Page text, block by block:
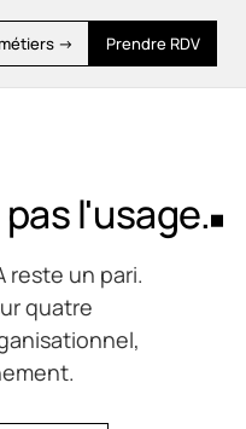
→ Prendre RDV
l'usage.
reste un pari.
quatre